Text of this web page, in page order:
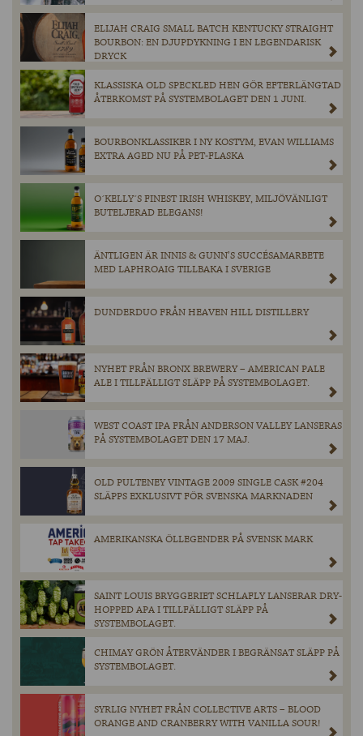
ELIJAH CRAIG SMALL BATCH KENTUCKY STRAIGHT
BOURBON: EN DJUPDYKNING I EN LEGENDARISK
DRYCK
KLASSISKA OLD SPECKLED HEN GÖR EFTERLÄNGTAD
ÅTERKOMST PÅ SYSTEMBOLAGET DEN 1 JUNI.
BOURBONKLASSIKER I NY KOSTYM, EVAN WILLIAMS
EXTRA AGED NU PÅ PET-FLASKA
O´KELLY´S FINEST IRISH WHISKEY, MILJÖVÄNLIGT
BUTELJERAD ELEGANS!
ÄNTLIGEN ÄR INNIS & GUNN’S SUCCÉSAMARBETE
MED LAPHROAIG TILLBAKA I SVERIGE
DUNDERDUO FRÅN HEAVEN HILL DISTILLERY
NYHET FRÅN BRONX BREWERY – AMERICAN PALE
ALE I TILLFÄLLIGT SLÄPP PÅ SYSTEMBOLAGET.
WEST COAST IPA FRÅN ANDERSON VALLEY LANSERAS
PÅ SYSTEMBOLAGET DEN 17 MAJ.
OLD PULTENEY VINTAGE 2009 SINGLE CASK #204
SLÄPPS EXKLUSIVT FÖR SVENSKA MARKNADEN
AMERIKANSKA ÖLLEGENDER PÅ SVENSK MARK
SAINT LOUIS BRYGGERIET SCHLAFLY LANSERAR DRY-
HOPPED APA I TILLFÄLLIGT SLÄPP PÅ
SYSTEMBOLAGET.
CHIMAY GRÖN ÅTERVÄNDER I BEGRÄNSAT SLÄPP PÅ
SYSTEMBOLAGET.
SYRLIG NYHET FRÅN COLLECTIVE ARTS – BLOOD
ORANGE AND CRANBERRY WITH VANILLA SOUR!